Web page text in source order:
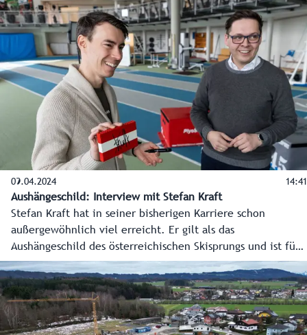
und Valentina Höll.
09.04.2024 14:41
Aushängeschild: Interview mit Stefan Kraft
Stefan Kraft hat in seiner bisherigen Karriere schon
außergewöhnlich viel erreicht. Er gilt als das
Aushängeschild des österreichischen Skisprungs und ist für
viele junge Nachwuchstalente bundesweit ein großes
Vorbild. Der 30-jährige Pongauer erhält nun eine ganz
besondere Auszeichnung: Salzburger des Jahres 2024. Das
Landes-Medienzentrum hat ihn zu diesem Anlass zum
Interview getroffen.